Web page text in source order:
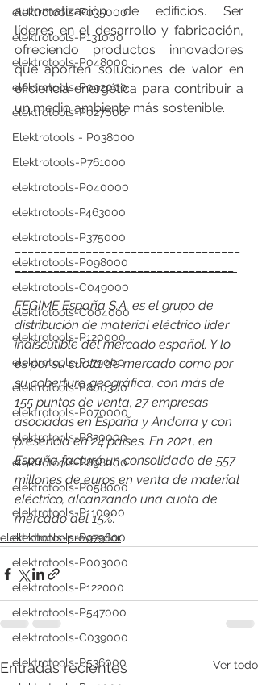
elektrotools-P035000
elektrotools-P131000
elektrotools-P048000
elektrotools-P092000
elektrotools-P027000
Elektrotools - P038000
Elektrotools-P761000
elektrotools-P040000
elektrotools-P463000
elektrotools-P375000
elektrotools-P098000
elektrotools-C049000
elektrotools-C004000
elektrotools-P120000
elektrotools-P179000
elektrotools-P800300
elektrotools-P070000
elektrotools-P820000
elektrotools-P898000
elektrotools-P058000
elektrotools-P110000
elektrotools-P979800
elektrotools-P003000
elektrotools-P122000
elektrotools-P547000
elektrotools-C039000
elektrotools-P536000
automatización de edificios. Ser
líderes en el desarrollo y fabricación,
ofreciendo productos innovadores
que aporten soluciones de valor en
eficiencia energética para contribuir a
un medio ambiente más sostenible.
___________________________________
__________________________________
FEGIME España S.A. es el grupo de
distribución de material eléctrico líder
indiscutible del mercado español. Y lo
es por su cuota de mercado como por
su cobertura geográfica, con más de
155 puntos de venta, 27 empresas
asociadas en España y Andorra y con
presencia en 24 países. En 2021, en
España facturó un consolidado de 557
millones de euros en venta de material
eléctrico, alcanzando una cuota de
mercado del 15%.
elektrotools-proveedor
Entradas recientes Ver todo